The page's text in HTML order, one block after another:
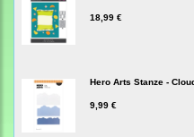
18,99 €
Hero Arts Stanze -
9,99 €